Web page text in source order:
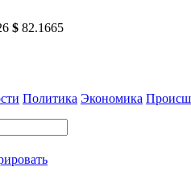
$ 82.1665
Политика Экономика